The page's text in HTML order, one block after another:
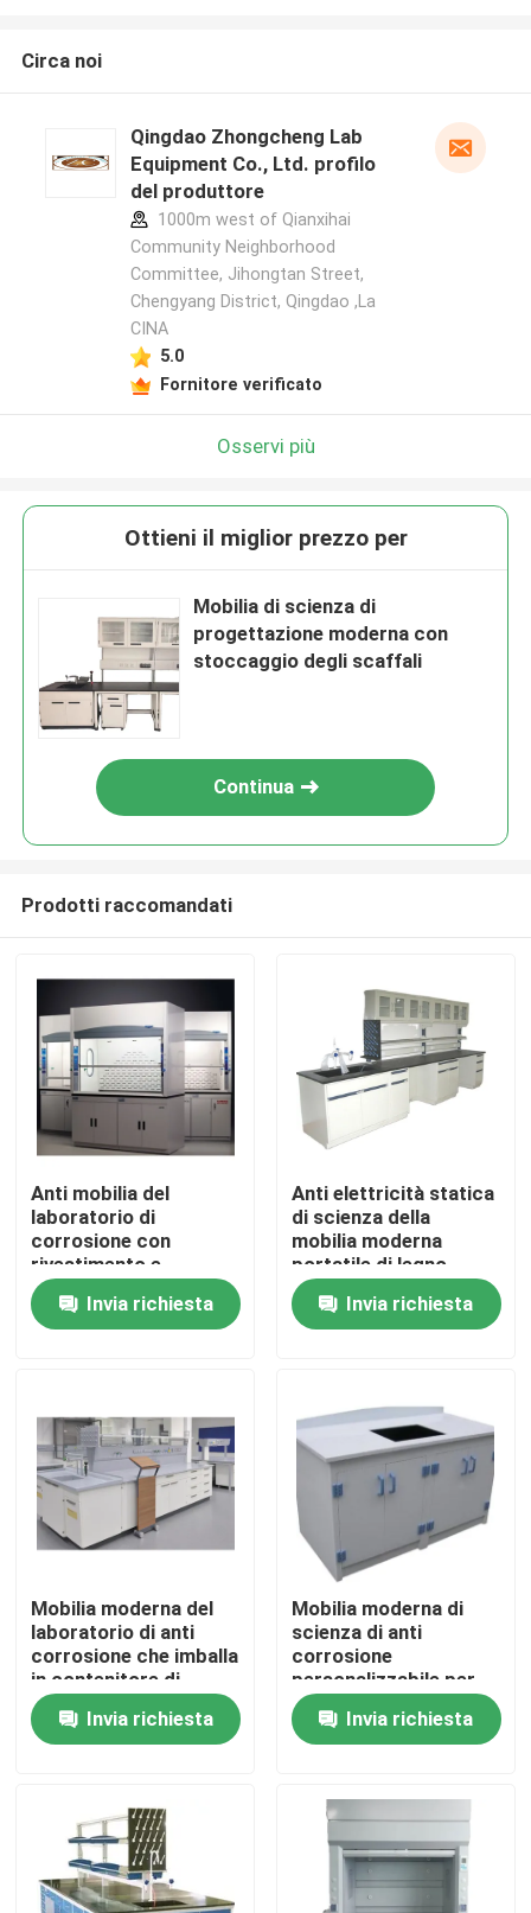
Casa
Chi siamo
Prodotti
Mobilia moderna del laboratorio
Mobilia del laboratorio della scuola
Banco dell'isola del laboratorio
Banco della parete del laboratorio
Cappuccio del vapore del laboratorio
Banco dell'equilibrio del laboratorio
Circa noi
Qingdao Zhongcheng Lab
Equipment Co., Ltd. profilo
del produttore
1000m west of Qianxihai
Community Neighborhood
Committee, Jihongtan Street,
Chengyang District, Qingdao ,La
CINA
5.0
Fornitore verificato
Osservi più
Ottieni il miglior prezzo per
Mobilia di scienza di
progettazione moderna con
stoccaggio degli scaffali
Continua
Prodotti raccomandati
Anti mobilia del
laboratorio di
corrosione con
rivestimento e
stoccaggio lucidi degli
scaffaliInvia richiesta
Anti elettricità statica
di scienza della
mobilia moderna
portatile di legno
Invia richiesta
Mobilia moderna del
laboratorio di anti
corrosione che imballa
in contenitore di
cartone
Invia richiesta
Mobilia moderna di
scienza di anti
corrosione
personalizzabile per
l'ufficio e la casa
Invia richiesta